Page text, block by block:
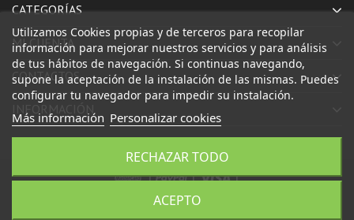
CATEGORÍAS
MI CUENTA
CONTACTOS
Utilizamos Cookies propias y de terceros para recopilar
información para mejorar nuestros servicios y para análisis
de tus hábitos de navegación. Si continuas navegando,
supone la aceptación de la instalación de las mismas. Puedes
configurar tu navegador para impedir su instalación.
Más información Personalizar cookies
RECHAZAR TODO
ACEPTO
CONFECCIONES AIDA, S.L.Todos los derechos reservados.
| | |